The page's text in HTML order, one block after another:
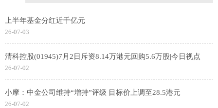
上半年基金分红近千亿元
26-07-03
清科控股(01945)7月2日斥资8.14万港元回购5.6万股|今日视点
26-07-02
小摩：中金公司维持“增持”评级 目标价上调至28.5港元
26-07-02